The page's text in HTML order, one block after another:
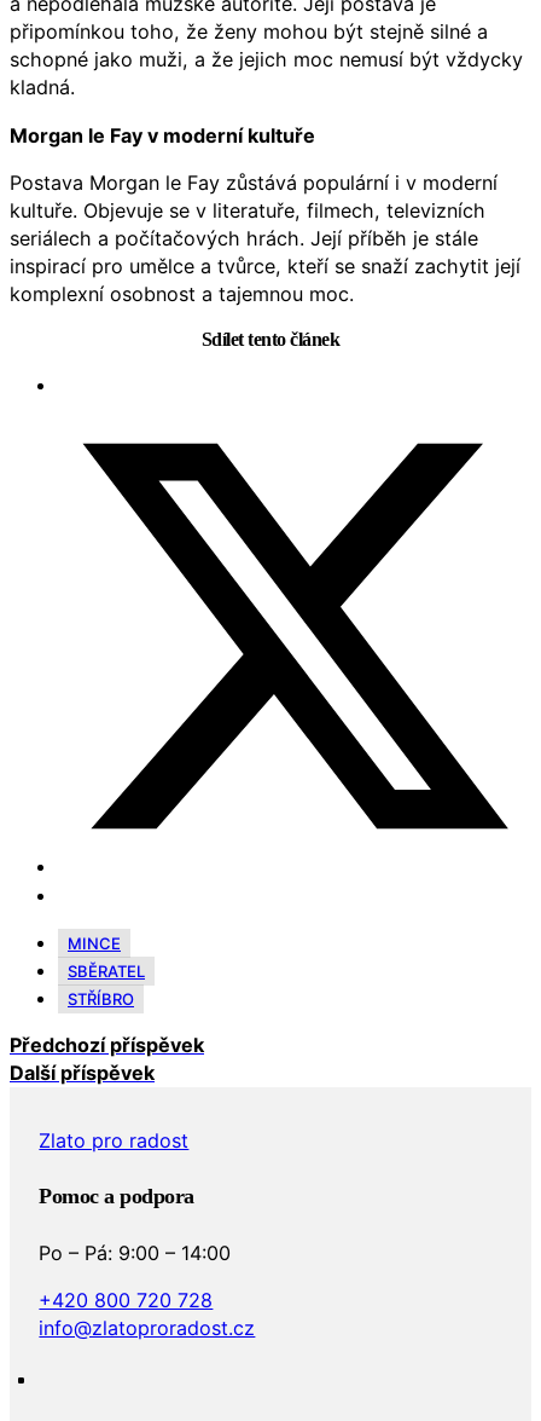
připomínkou toho, že ženy mohou být stejně silné a
schopné jako muži, a že jejich moc nemusí být vždycky
kladná.
Morgan le Fay v moderní kultuře
Postava Morgan le Fay zůstává populární i v moderní
kultuře. Objevuje se v literatuře, filmech, televizních
seriálech a počítačových hrách. Její příběh je stále
inspirací pro umělce a tvůrce, kteří se snaží zachytit její
komplexní osobnost a tajemnou moc.
Sdílet tento článek
MINCE
SBĚRATEL
STŘÍBRO
Předchozí příspěvek
Další příspěvek
Zlato pro radost
Pomoc a podpora
Po – Pá: 9:00 – 14:00
+420 800 720 728
info@zlatoproradost.cz